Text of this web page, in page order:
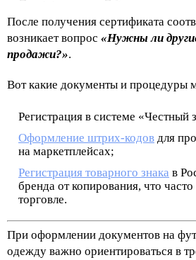
После получения сертификата
возникает вопрос «Нужны ли
продажи?».
Вот какие документы и процедуры
Регистрация в системе «Честный
Оформление штрих-кодов для
на маркетплейсах;
Регистрация товарного знака в
бренда от копирования, что
торговле.
При оформлении документов на
одежду важно ориентироваться в